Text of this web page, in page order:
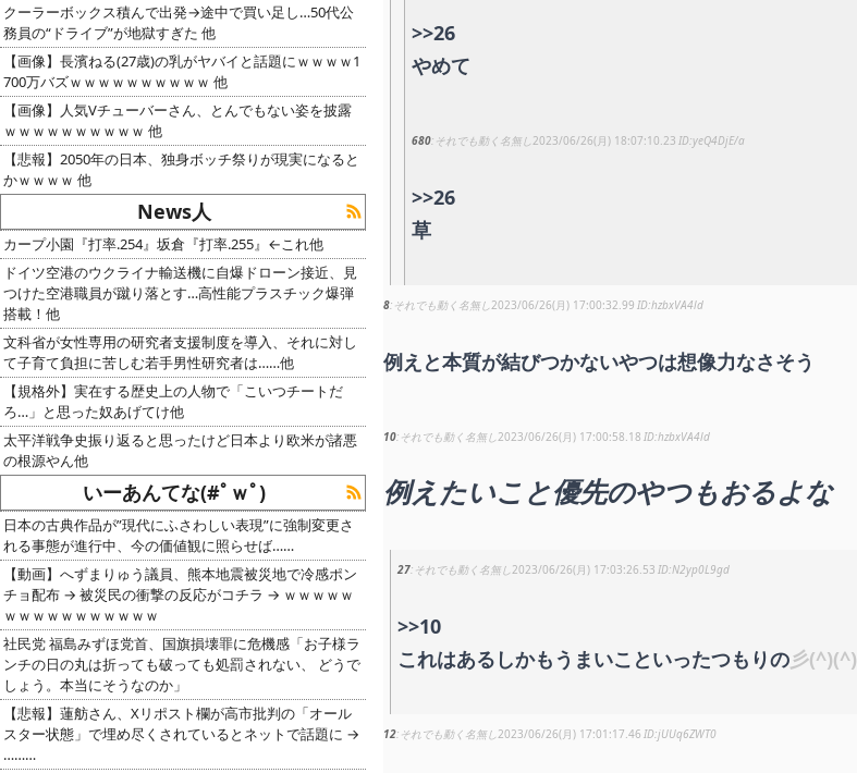
>>26
やめて
680 それでも動く名無し2023/06/26(月) 18:07:10.23 yeQ4DjE/a
>>26
草
8 それでも動く名無し2023/06/26(月) 17:00:32.99 hzbxVA4ld
例えと本質が結びつかないやつは想像力なさそう
10 それでも動く名無し2023/06/26(月) 17:00:58.18 hzbxVA4ld
例えたいこと優先のやつもおるよな
27 それでも動く名無し2023/06/26(月) 17:03:26.53 N2yp0L9gd
>>10
これはあるしかもうまいこといったつもりの彡(^)(^)
12 それでも動く名無し2023/06/26(月) 17:01:17.46 jUUq6ZWT0
クーラーボックス積んで出発→途中で買い足し…50代公
務員の“ドライブ”が地獄すぎた 他
【画像】長濱ねる(27歳)の乳がヤバイと話題にｗｗｗｗ1
700万バズｗｗｗｗｗｗｗｗｗｗ 他
【画像】人気Vチューバーさん、とんでもない姿を披露
ｗｗｗｗｗｗｗｗｗｗ 他
【悲報】2050年の日本、独身ボッチ祭りが現実になると
かｗｗｗｗ 他
News人
カープ小園『打率.254』坂倉『打率.255』←これ他
ドイツ空港のウクライナ輸送機に自爆ドローン接近、見
つけた空港職員が蹴り落とす…高性能プラスチック爆弾
搭載！他
文科省が女性専用の研究者支援制度を導入、それに対し
て子育て負担に苦しむ若手男性研究者は……他
【規格外】実在する歴史上の人物で「こいつチートだ
ろ…」と思った奴あげてけ他
太平洋戦争史振り返ると思ったけど日本より欧米が諸悪
の根源やん他
いーあんてな(#ﾟｗﾟ)
日本の古典作品が”現代にふさわしい表現”に強制変更さ
れる事態が進行中、今の価値観に照らせば……
【動画】へずまりゅう議員、熊本地震被災地で冷感ポン
チョ配布 → 被災民の衝撃の反応がコチラ → ｗｗｗｗｗ
ｗｗｗｗｗｗｗｗｗｗｗ
社民党 福島みずほ党首、国旗損壊罪に危機感「お子様ラ
ンチの日の丸は折っても破っても処罰されない、 どうで
しょう。本当にそうなのか」
【悲報】蓮舫さん、Xリポスト欄が高市批判の「オール
スター状態」で埋め尽くされているとネットで話題に →
………